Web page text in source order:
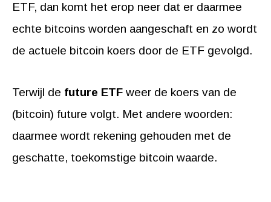
ETF, dan komt het erop neer dat er daarmee
echte bitcoins worden aangeschaft en zo wordt
de actuele bitcoin koers door de ETF gevolgd.
Terwijl de future ETF weer de koers van de
(bitcoin) future volgt. Met andere woorden:
daarmee wordt rekening gehouden met de
geschatte, toekomstige bitcoin waarde.